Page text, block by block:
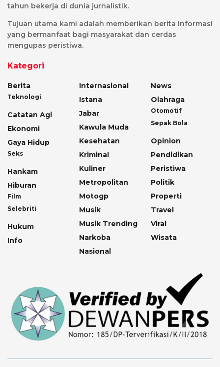
tahun bekerja di dunia jurnalistik.
Tujuan utama kami adalah memberikan berita informasi
yang bermanfaat bagi masyarakat dan cerdas
mengupas peristiwa.
Kategori
Berita
Teknologi
Catatan Agi
Ekonomi
Gaya Hidup
Seks
Hankam
Hiburan
Film
Selebriti
Hukum
Info
Internasional
Istana
Jabar
Kawula Muda
Kesehatan
Kriminal
Kuliner
Metropolitan
Motogp
Musik
Musik Trending
Narkoba
Nasional
News
Olahraga
Otomotif
Sepak Bola
Opinion
Pendidikan
Peristiwa
Politik
Properti
Travel
Viral
Wisata